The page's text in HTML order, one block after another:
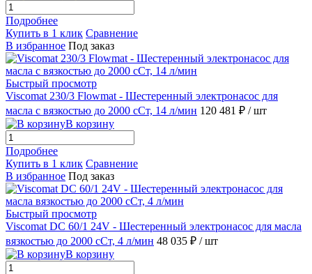
Подробнее
Купить в 1 клик Сравнение
В избранное Под заказ
Быстрый просмотр
Viscomat 230/3 Flowmat - Шестеренный электронасос для
масла с вязкостью до 2000 сСт, 14 л/мин 120 481 ₽ / шт
В корзину
Подробнее
Купить в 1 клик Сравнение
В избранное Под заказ
Быстрый просмотр
Viscomat DC 60/1 24V - Шестеренный электронасос для масла
вязкостью до 2000 сСт, 4 л/мин 48 035 ₽ / шт
В корзину